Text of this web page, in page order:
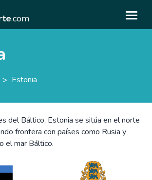
.com
> Estonia
del Báltico, Estonia se sitúa en el norte
frontera con países como Rusia y
el mar Báltico.